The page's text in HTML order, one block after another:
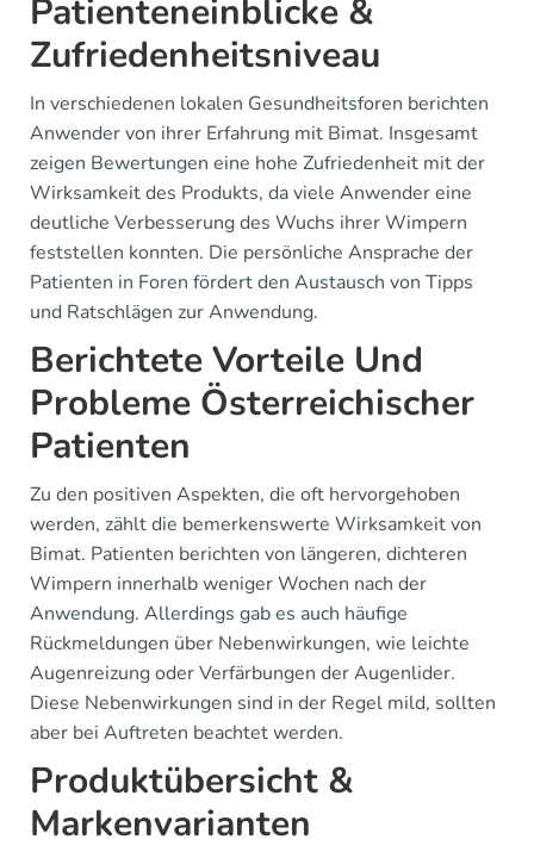
Patienteneinblicke &
Zufriedenheitsniveau
In verschiedenen lokalen Gesundheitsforen berichten
Anwender von ihrer Erfahrung mit Bimat. Insgesamt
zeigen Bewertungen eine hohe Zufriedenheit mit der
Wirksamkeit des Produkts, da viele Anwender eine
deutliche Verbesserung des Wuchs ihrer Wimpern
feststellen konnten. Die persönliche Ansprache der
Patienten in Foren fördert den Austausch von Tipps
und Ratschlägen zur Anwendung.
Berichtete Vorteile Und
Probleme Österreichischer
Patienten
Zu den positiven Aspekten, die oft hervorgehoben
werden, zählt die bemerkenswerte Wirksamkeit von
Bimat. Patienten berichten von längeren, dichteren
Wimpern innerhalb weniger Wochen nach der
Anwendung. Allerdings gab es auch häufige
Rückmeldungen über Nebenwirkungen, wie leichte
Augenreizung oder Verfärbungen der Augenlider.
Diese Nebenwirkungen sind in der Regel mild, sollten
aber bei Auftreten beachtet werden.
Produktübersicht &
Markenvarianten